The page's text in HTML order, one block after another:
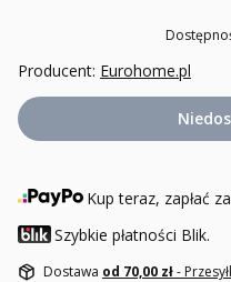
Producent: Eurohome.pl
Kup teraz, zapłać
Szybkie płatności Blik.
Dostawa od 70,00 zł-